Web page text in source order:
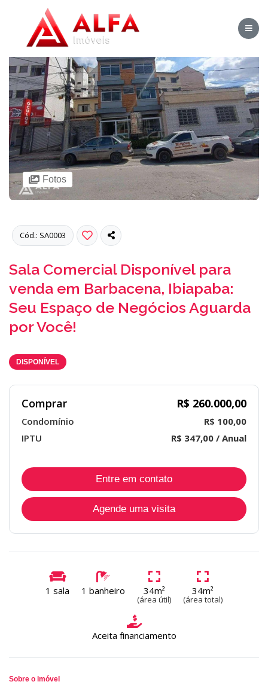
Fotos
Cód.: SA0003
Sala Comercial Disponível para
venda em Barbacena, Ibiapaba:
Seu Espaço de Negócios Aguarda
por Você!
DISPONÍVEL
Comprar R$ 260.000,00
Condomínio
R$ 100,00
IPTU
R$ 347,00 / Anual
Entre em contato
Agende uma visita
1 sala 1 banheiro 34m²
(área útil)
34m²
(área total)
Aceita financiamento
Sobre o imóvel